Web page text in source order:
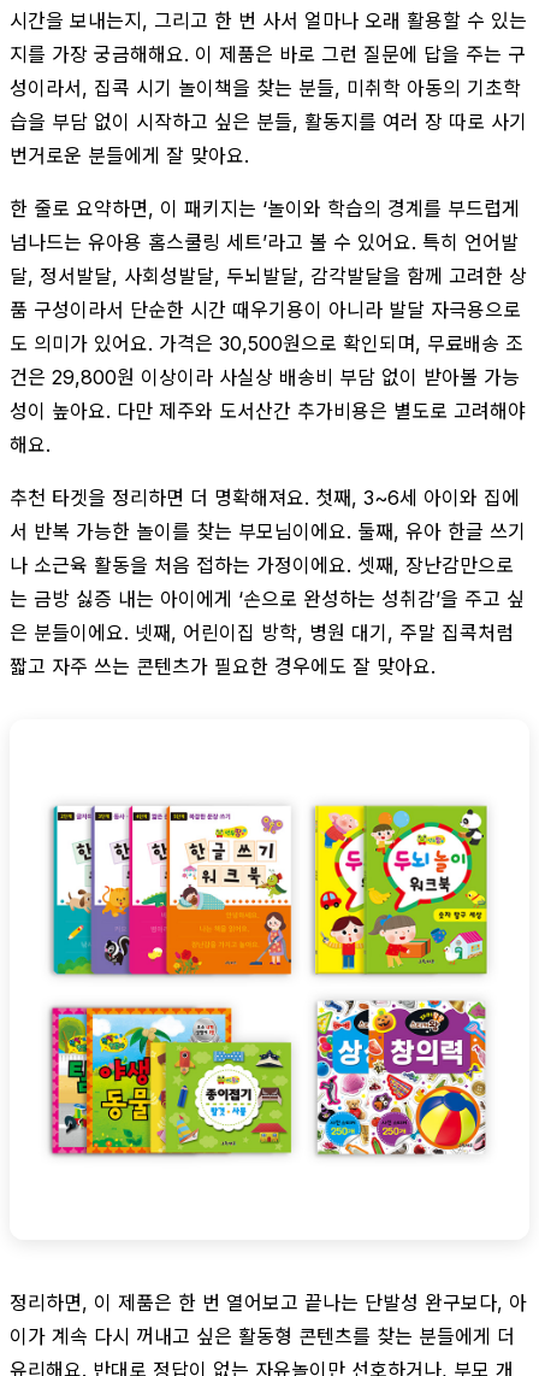
시간을 보내는지, 그리고 한 번 사서 얼마나 오래 활용할 수 있는
지를 가장 궁금해해요. 이 제품은 바로 그런 질문에 답을 주는 구
성이라서, 집콕 시기 놀이책을 찾는 분들, 미취학 아동의 기초학
습을 부담 없이 시작하고 싶은 분들, 활동지를 여러 장 따로 사기
번거로운 분들에게 잘 맞아요.
한 줄로 요약하면, 이 패키지는 ‘놀이와 학습의 경계를 부드럽게
넘나드는 유아용 홈스쿨링 세트’라고 볼 수 있어요. 특히 언어발
달, 정서발달, 사회성발달, 두뇌발달, 감각발달을 함께 고려한 상
품 구성이라서 단순한 시간 때우기용이 아니라 발달 자극용으로
도 의미가 있어요. 가격은 30,500원으로 확인되며, 무료배송 조
건은 29,800원 이상이라 사실상 배송비 부담 없이 받아볼 가능
성이 높아요. 다만 제주와 도서산간 추가비용은 별도로 고려해야
해요.
추천 타겟을 정리하면 더 명확해져요. 첫째, 3~6세 아이와 집에
서 반복 가능한 놀이를 찾는 부모님이에요. 둘째, 유아 한글 쓰기
나 소근육 활동을 처음 접하는 가정이에요. 셋째, 장난감만으로
는 금방 싫증 내는 아이에게 ‘손으로 완성하는 성취감’을 주고 싶
은 분들이에요. 넷째, 어린이집 방학, 병원 대기, 주말 집콕처럼
짧고 자주 쓰는 콘텐츠가 필요한 경우에도 잘 맞아요.
정리하면, 이 제품은 한 번 열어보고 끝나는 단발성 완구보다, 아
이가 계속 다시 꺼내고 싶은 활동형 콘텐츠를 찾는 분들에게 더
유리해요. 반대로 정답이 없는 자유놀이만 선호하거나, 부모 개